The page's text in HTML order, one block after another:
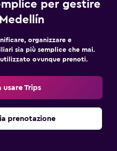
per gestire
organizzare e
sia più semplice che mai.
utilizzato ovunque prenoti.
usare Trips
prenotazione